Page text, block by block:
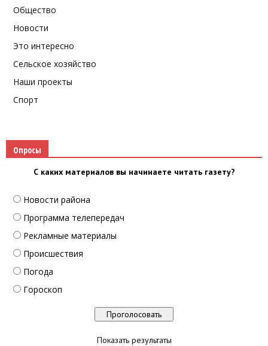
Общество
Новости
Это интересно
Сельское хозяйство
Наши проекты
Спорт
Опросы
С каких материалов вы начинаете читать газету?
Новости района
Программа телепередач
Рекламные материалы
Происшествия
Погода
Гороскоп
Показать результаты